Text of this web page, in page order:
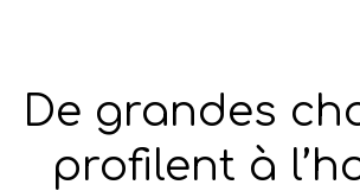
De grandes
profilent à